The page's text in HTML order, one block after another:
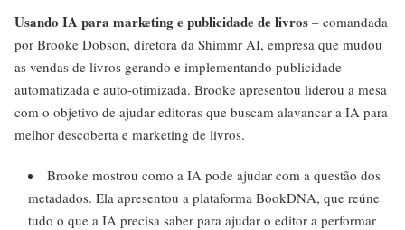
Usando IA para marketing e publicidade de livros – comandada
por Brooke Dobson, diretora da Shimmr AI, empresa que mudou
as vendas de livros gerando e implementando publicidade
automatizada e auto-otimizada. Brooke apresentou liderou a mesa
com o objetivo de ajudar editoras que buscam alavancar a IA para
melhor descoberta e marketing de livros.
Brooke mostrou como a IA pode ajudar com a questão dos
metadados. Ela apresentou a plataforma BookDNA, que reúne
tudo o que a IA precisa saber para ajudar o editor a performar